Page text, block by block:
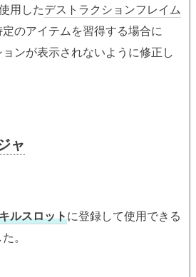
用したデストラクションフレイム
のアイテムを習得する場合に
ンが表示されないように修正し
ャ
ルスロットに登録して使用できる
。